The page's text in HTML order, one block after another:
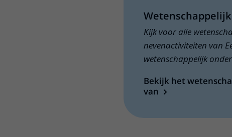
Kijk voor alle
nevenactiviteiten van
wetenschappelijk
Bekijk het
van